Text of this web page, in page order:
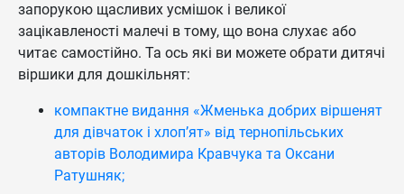
запорукою щасливих усмішок і великої
зацікавленості малечі в тому, що вона слухає або
читає самостійно. Та ось які ви можете обрати дитячі
віршики для дошкільнят:
компактне видання «Жменька добрих віршенят
для дівчаток і хлоп’ят» від тернопільських
авторів Володимира Кравчука та Оксани
Ратушняк;